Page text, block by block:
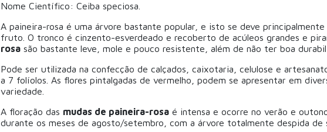
Nome Científico: Ceiba speciosa.
A paineira-rosa é uma árvore bastante popular, e isto se deve
fruto. O tronco é cinzento-esverdeado e recoberto de acúleos grandes e
rosa são bastante leve, mole e pouco resistente, além de não ter boa
Pode ser utilizada na confecção de calçados, caixotaria, celulose e
a 7 folíolos. As flores pintalgadas de vermelho, podem se apresentar em
variedade.
A floração das mudas de paineira-rosa é intensa e ocorre no verão e
durante os meses de agosto/setembro, com a árvore totalmente despida de